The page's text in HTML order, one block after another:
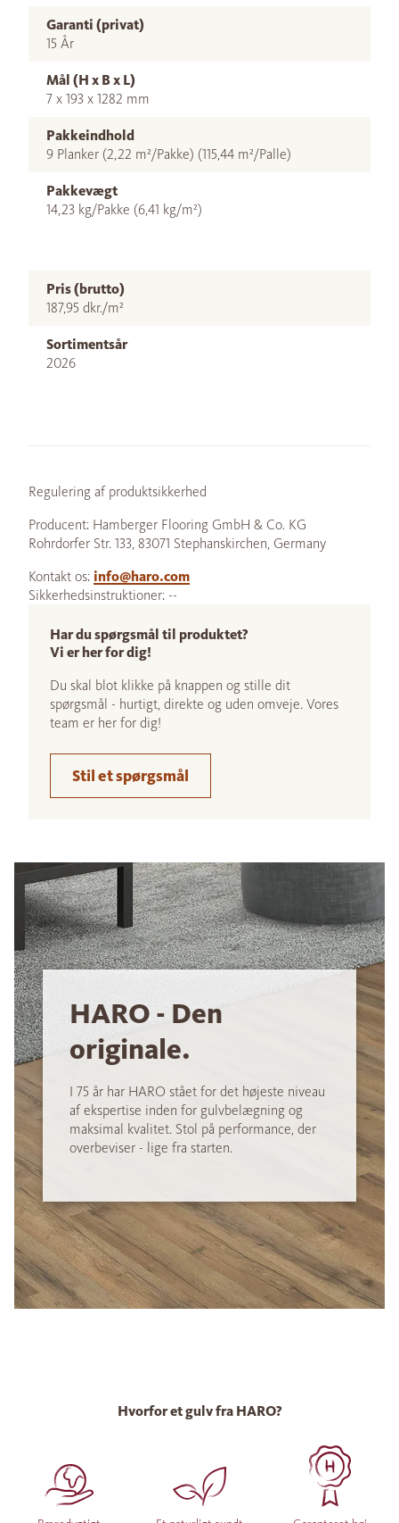
Garanti (privat)
15 År
Mål (H x B x L)
7 x 193 x 1282 mm
Pakkeindhold
9 Planker (2,22 m²/Pakke) (115,44 m²/Palle)
Pakkevægt
14,23 kg/Pakke (6,41 kg/m²)
Pris (brutto)
187,95 dkr./m²
Sortimentsår
2026
Regulering af produktsikkerhed
Producent: Hamberger Flooring GmbH & Co. KG
Rohrdorfer Str. 133, 83071 Stephanskirchen, Germany
Kontakt os: info@haro.com
Sikkerhedsinstruktioner: --
Har du spørgsmål til produktet?
Vi er her for dig!
Du skal blot klikke på knappen og stille dit
spørgsmål - hurtigt, direkte og uden omveje. Vores
team er her for dig!
Stil et spørgsmål
HARO - Den
originale.
I 75 år har HARO stået for det højeste niveau
af ekspertise inden for gulvbelægning og
maksimal kvalitet. Stol på performance, der
overbeviser - lige fra starten.
Hvorfor et gulv fra HARO?